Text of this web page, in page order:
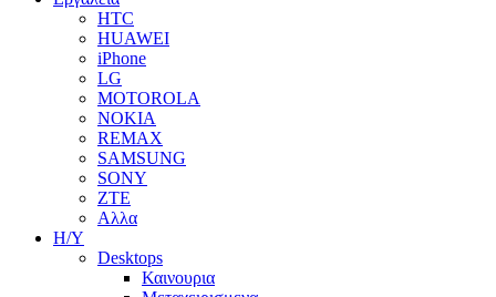
HTC
HUAWEI
iPhone
LG
MOTOROLA
NOKIA
REMAX
SAMSUNG
SONY
ZTE
Αλλα
Η/Υ
Desktops
Καινουρια